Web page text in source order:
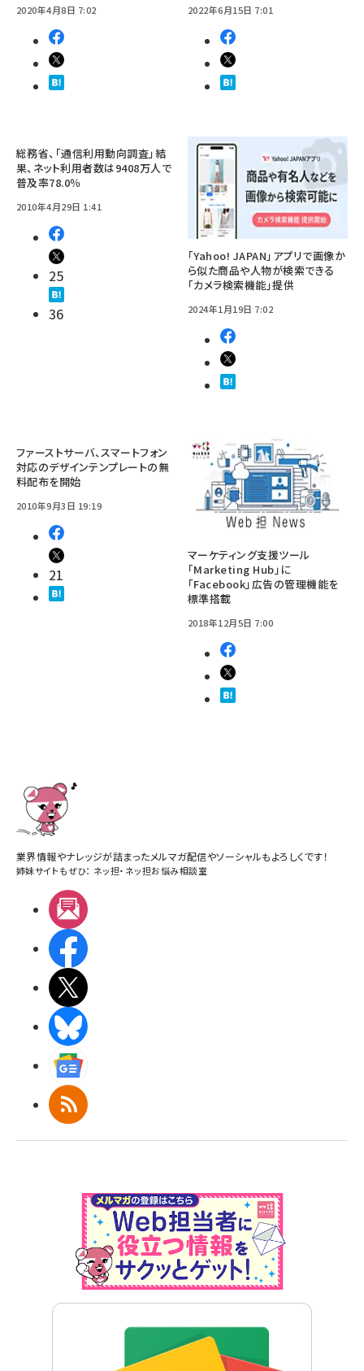
2020年4月8日 7:02 2022年6月15日 7:01
総務省、「通信利用動向調査」結
果、ネット利用者数は9408万人で
普及率78.0％
2010年4月29日 1:41
25
36
「Yahoo! JAPAN」アプリで画像か
ら似た商品や人物が検索できる
「カメラ検索機能」提供
2024年1月19日 7:02
ファーストサーバ、スマートフォン
対応のデザインテンプレートの無
料配布を開始
2010年9月3日 19:19
21
マーケティング支援ツール
「Marketing Hub」に
「Facebook」広告の管理機能を
標準搭載
2018年12月5日 7:00
業界情報やナレッジが詰まったメルマガ配信やソーシャルもよろしくです！
姉妹サイトもぜひ： ネッ担・ ネッ担お悩み相談室
RSS